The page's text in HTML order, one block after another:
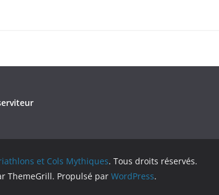
et Cols Mythiques. Tous droits réservés.
ThemeGrill. Propulsé par WordPress.